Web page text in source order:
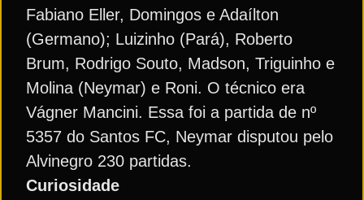
Fabiano Eller, Domingos e Adaílton
(Germano); Luizinho (Pará), Roberto
Brum, Rodrigo Souto, Madson, Triguinho e
Molina (Neymar) e Roni. O técnico era
Vágner Mancini. Essa foi a partida de nº
5357 do Santos FC, Neymar disputou pelo
Alvinegro 230 partidas.
Curiosidade